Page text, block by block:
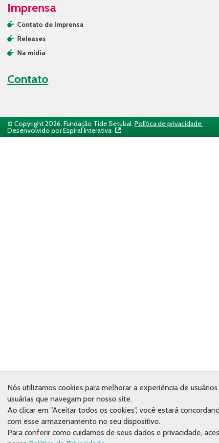
Imprensa
Contato de Imprensa
Releases
Na mídia
Contato
© Copyright 2026. Fundação Tide Setubal. Política de privacidade.
Desenvolvido por Espiral Interativa
Nós utilizamos cookies para melhorar a experiência de
usuárias que navegam por nosso site.
Ao clicar em "Aceitar todos os cookies", você estará
com esse armazenamento no seu dispositivo.
Para conferir como cuidamos de seus dados e privacidade,